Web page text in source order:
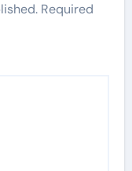
Required